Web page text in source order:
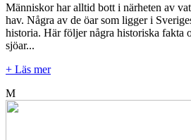
Människor har alltid bott i närheten av
hav. Några av de öar som ligger i
historia. Här följer några historiska fakta
sjöar...
+ Läs mer
M